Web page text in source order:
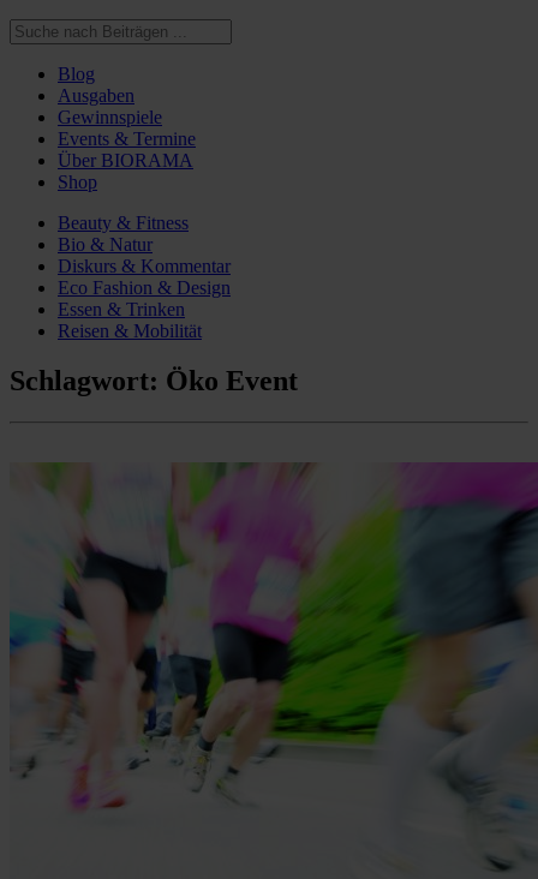
Blog
Ausgaben
Gewinnspiele
Events & Termine
Über BIORAMA
Shop
Beauty & Fitness
Bio & Natur
Diskurs & Kommentar
Eco Fashion & Design
Essen & Trinken
Reisen & Mobilität
Schlagwort: Öko Event